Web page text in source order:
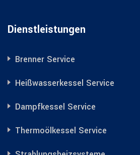
Dienstleistungen
Brenner Service
Heißwasserkessel Service
Dampfkessel Service
Thermoölkessel Service